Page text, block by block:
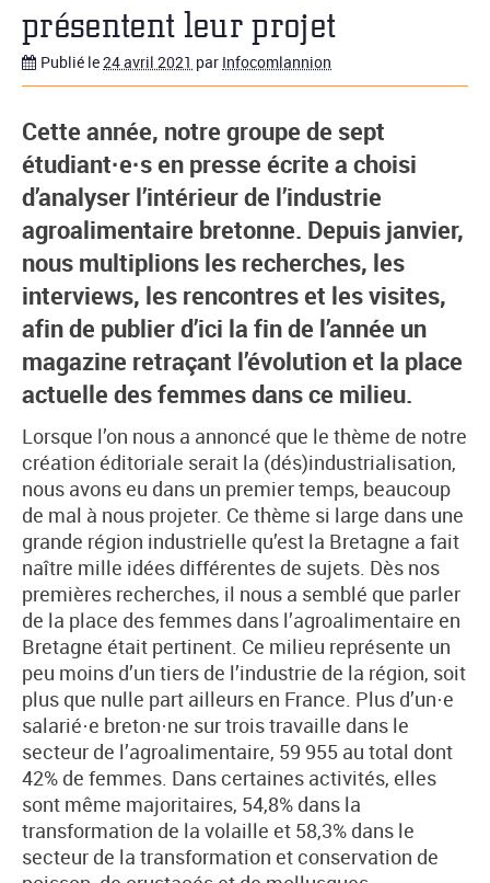
présentent leur projet
Publié le24 avril 2021 par Infocomlannion
Cette année, notre groupe de sept
étudiant·e·s en presse écrite a choisi
d’analyser l’intérieur de l’industrie
agroalimentaire bretonne. Depuis janvier,
nous multiplions les recherches, les
interviews, les rencontres et les visites,
afin de publier d’ici la fin de l’année un
magazine retraçant l’évolution et la place
actuelle des femmes dans ce milieu.
Lorsque l’on nous a annoncé que le thème de notre
création éditoriale serait la (dés)industrialisation,
nous avons eu dans un premier temps, beaucoup
de mal à nous projeter. Ce thème si large dans une
grande région industrielle qu’est la Bretagne a fait
naître mille idées différentes de sujets. Dès nos
premières recherches, il nous a semblé que parler
de la place des femmes dans l’agroalimentaire en
Bretagne était pertinent. Ce milieu représente un
peu moins d’un tiers de l’industrie de la région, soit
plus que nulle part ailleurs en France. Plus d’un·e
salarié·e breton·ne sur trois travaille dans le
secteur de l’agroalimentaire, 59 955 au total dont
42% de femmes. Dans certaines activités, elles
sont même majoritaires, 54,8% dans la
transformation de la volaille et 58,3% dans le
secteur de la transformation et conservation de